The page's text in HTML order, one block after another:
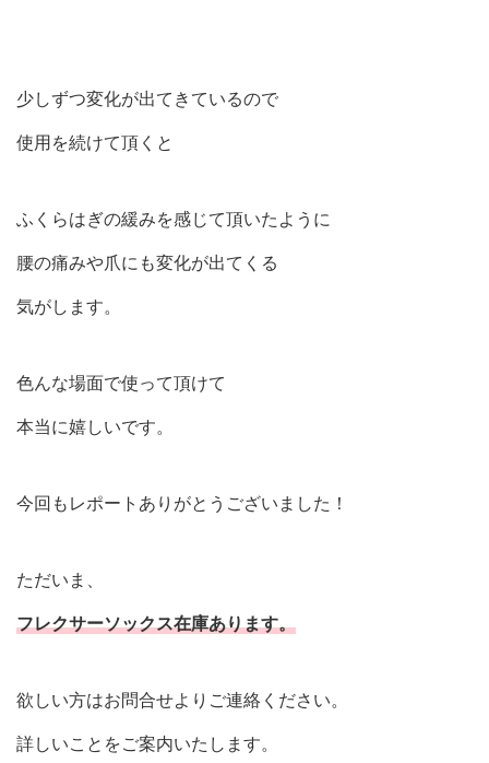
少しずつ変化が出てきているので
使用を続けて頂くと
ふくらはぎの緩みを感じて頂いたように
腰の痛みや爪にも変化が出てくる
気がします。
色んな場面で使って頂けて
本当に嬉しいです。
今回もレポートありがとうございました！
ただいま、
フレクサーソックス在庫あります。
欲しい方はお問合せよりご連絡ください。
詳しいことをご案内いたします。